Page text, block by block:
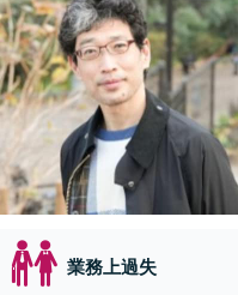
業務上過失